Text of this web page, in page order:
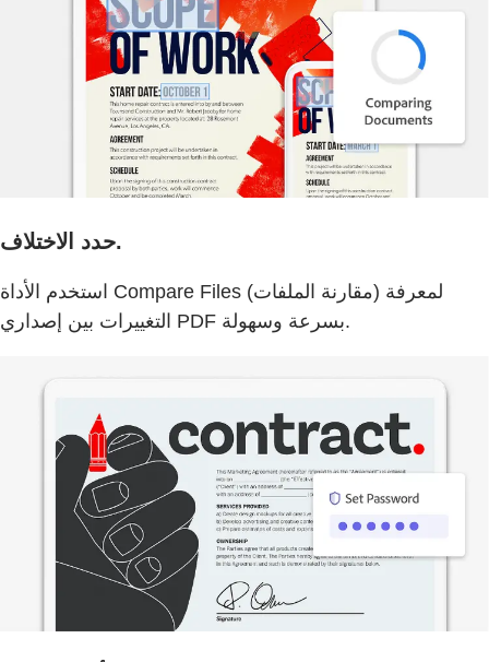
حدد الاختلاف.
استخدم الأداة Compare Files (مقارنة الملفات) لمعرفة
التغييرات بين إصداري PDF بسرعة وسهولة.